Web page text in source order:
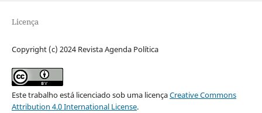
Licença
Copyright (c) 2024 Revista Agenda Política
Este trabalho está licenciado sob uma licençaCreative Commons
Attribution 4.0 International License.